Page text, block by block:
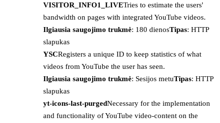
VISITOR_INFO1_LIVETries to estimate the users'
bandwidth on pages with integrated YouTube videos.
Ilgiausia saugojimo trukmė: 180 dienosTipas: HTTP
slapukas
YSCRegisters a unique ID to keep statistics of what
videos from YouTube the user has seen.
Ilgiausia saugojimo trukmė: Sesijos metuTipas: HTTP
slapukas
yt-icons-last-purgedNecessary for the implementation
and functionality of YouTube video-content on the